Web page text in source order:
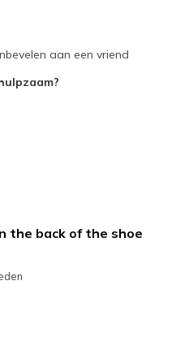
aan een vriend
the back of the shoe